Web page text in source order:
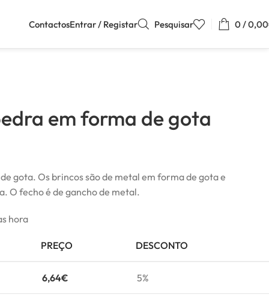
ContactosEntrar / Registar Pesquisar 0/0,00
em forma de gota
gota. Os brincos são de metal em forma de gota e
O fecho é de gancho de metal.
hora
PREÇO DESCONTO
6,64€ 5%